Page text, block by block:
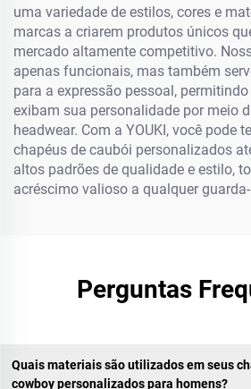
uma variedade de estilos, cores e
marcas a criarem produtos únicos
mercado altamente competitivo.
apenas funcionais, mas também
para a expressão pessoal,
exibam sua personalidade por meio
headwear. Com a YOUKI, você pode
chapéus de caubói personalizados
altos padrões de qualidade e estilo,
acréscimo valioso a qualquer
Perguntas
Quais materiais são utilizados em seus
cowboy personalizados para homens?